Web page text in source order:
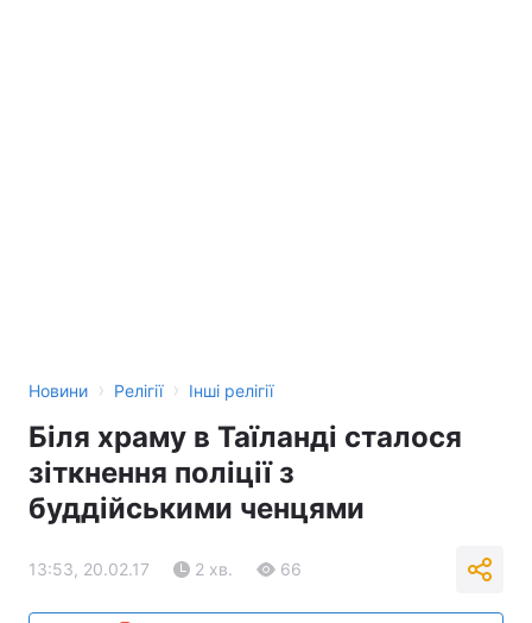
Новини › Релігії › Інші релігії
Біля храму в Таїланді сталося
зіткнення поліції з
буддійськими ченцями
13:53, 20.02.17 2 хв. 66